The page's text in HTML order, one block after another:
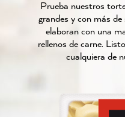
Prueba nuestros
grandes y con más
elaboran con una
rellenos de carne.
cualquiera de